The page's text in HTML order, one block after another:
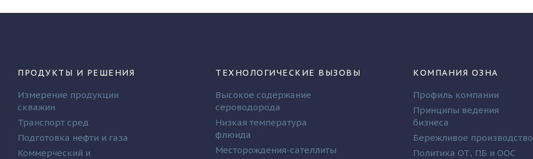
ПРОДУКТЫ И РЕШЕНИЯ
Измерение продукции
скважин
Транспорт сред
Подготовка нефти и газа
Коммерческий и
ТЕХНОЛОГИЧЕСКИЕ ВЫЗОВЫ
Высокое содержание
сероводорода
Низкая температура
флюида
Месторождения-сателлиты
КОМПАНИЯ ОЗНА
Профиль компании
Принципы ведения
бизнеса
Бережливое производство
Политика ОТ, ПБ и ООС